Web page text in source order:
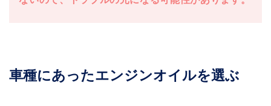
車種にあったエンジンオイルを選ぶ